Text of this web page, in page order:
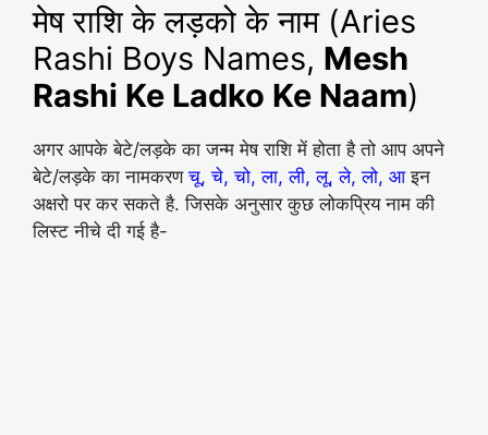
मेष राशि के लड़को के नाम (Aries
Rashi Boys Names, Mesh
Rashi Ke Ladko Ke Naam)
अगर आपके बेटे/लड़के का जन्म मेष राशि में होता है तो आप अपने
बेटे/लड़के का नामकरणचू, चे, चो, ला, ली, लू, ले, लो, आइन
अक्षरो पर कर सकते है. जिसके अनुसार कुछ लोकप्रिय नाम की
लिस्ट नीचे दी गई है-